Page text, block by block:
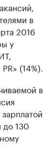
в
2016
у
(14%).
в
130